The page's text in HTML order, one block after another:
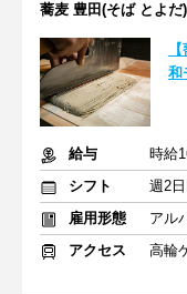
蕎麦 豊田(そば とよだ
和
給与
時給
シフト
週2
雇用形態
アル
アクセス
高輪